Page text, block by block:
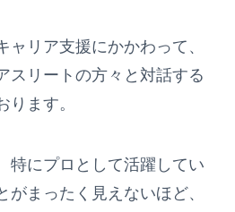
ャリア支援にかかわって、
スリートの方々と対話する
ります。
特にプロとして活躍してい
がまったく見えないほど、